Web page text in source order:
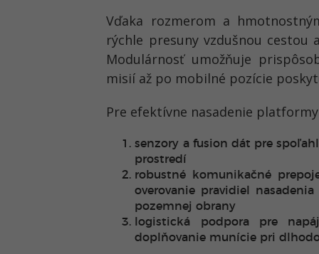
Vďaka rozmerom a
rýchle presuny vzdušnou cestou
Modulárnosť umožňuje
misií až po mobilné pozície
Pre efektívne nasadenie
senzory a fusion dát pre
prostredí
robustné komunikačné
overovanie pravidiel
pozemnej obrany
logistická podpora pre
doplňovanie munície pri